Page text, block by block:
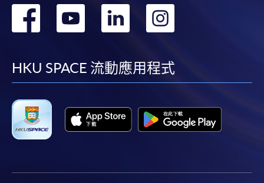
轉
facebook
轉
youtube
轉
linkedin
轉
HKU SPACE 流動應用程式